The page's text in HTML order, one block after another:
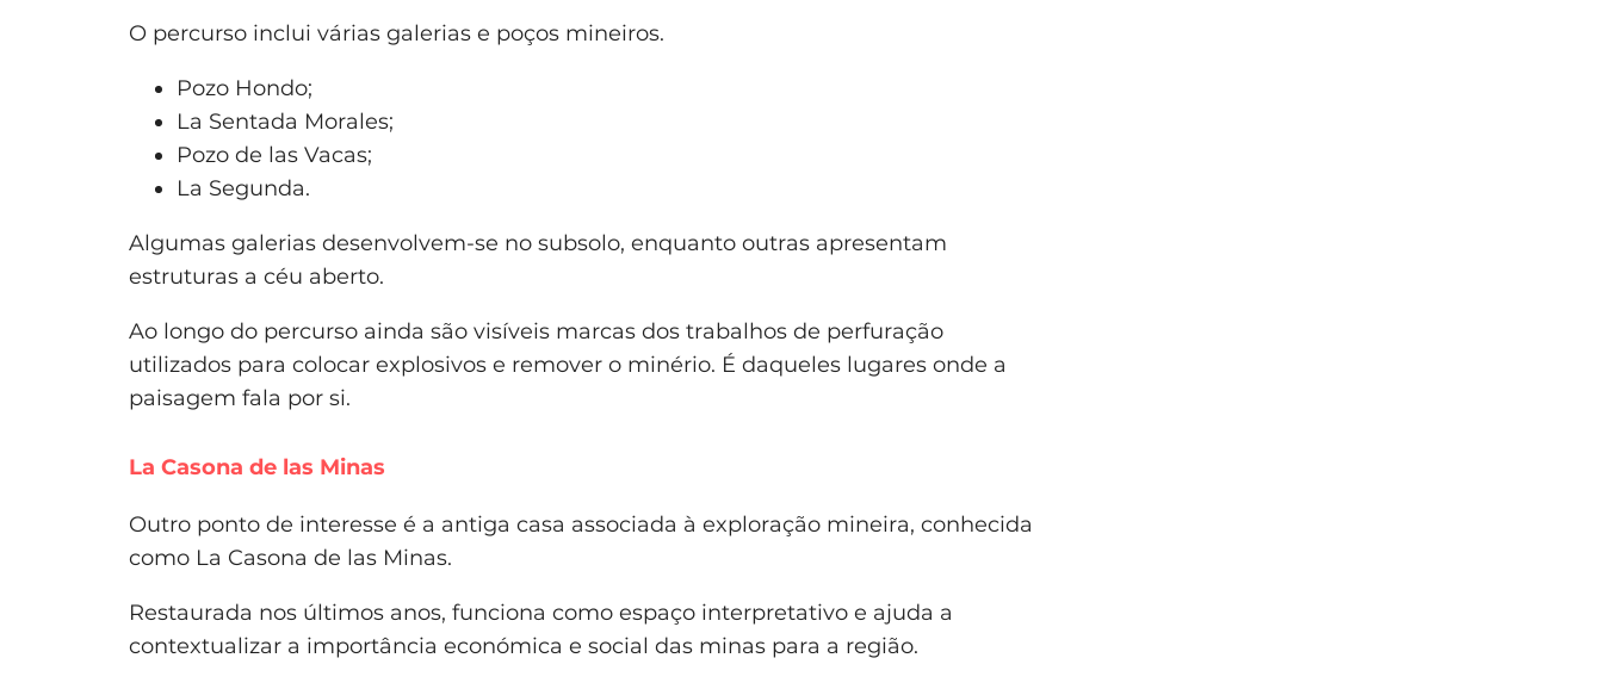
O percurso inclui várias galerias e poços mineiros.
Pozo Hondo;
La Sentada Morales;
Pozo de las Vacas;
La Segunda.
Algumas galerias desenvolvem-se no subsolo, enquanto outras apresentam
estruturas a céu aberto.
Ao longo do percurso ainda são visíveis marcas dos trabalhos de perfuração
utilizados para colocar explosivos e remover o minério. É daqueles lugares onde a
paisagem fala por si.
La Casona de las Minas
Outro ponto de interesse é a antiga casa associada à exploração mineira, conhecida
como La Casona de las Minas.
Restaurada nos últimos anos, funciona como espaço interpretativo e ajuda a
contextualizar a importância económica e social das minas para a região.